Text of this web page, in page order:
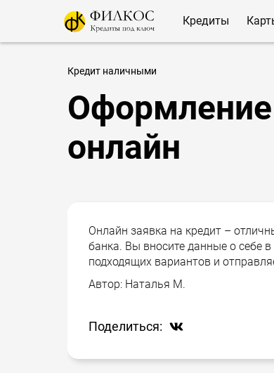
Кредиты
Кредит наличными
онлайн
Онлайн заявка на кредит –
банка. Вы вносите данные о себе
подходящих вариантов и
Автор: Наталья М.
Поделиться: